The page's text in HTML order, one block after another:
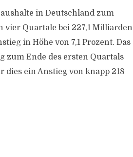
in Deutschland zum
vier Quartale bei 227,1 Milliarden
in Höhe von 7,1 Prozent. Das
zum Ende des ersten Quartals
ein Anstieg von knapp 218